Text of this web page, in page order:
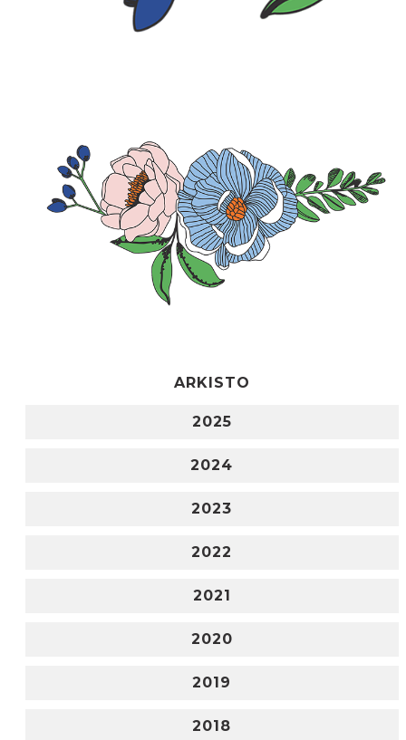
ARKISTO
2025
2024
2023
2022
2021
2020
2019
2018